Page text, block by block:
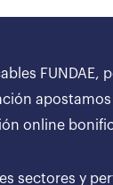
FUNDAE,
online
sectores y